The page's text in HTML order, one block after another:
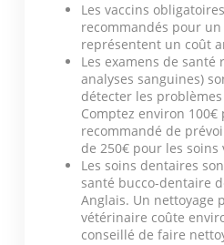
Les vaccins
recommandés pour
représentent un coût
Les examens de santé
analyses sanguines)
détecter les
Comptez environ 100€
recommandé de
de 250€ pour les
Les soins dentaires
santé bucco-dentaire
Anglais. Un nettoyage
vétérinaire coûte
conseillé de faire